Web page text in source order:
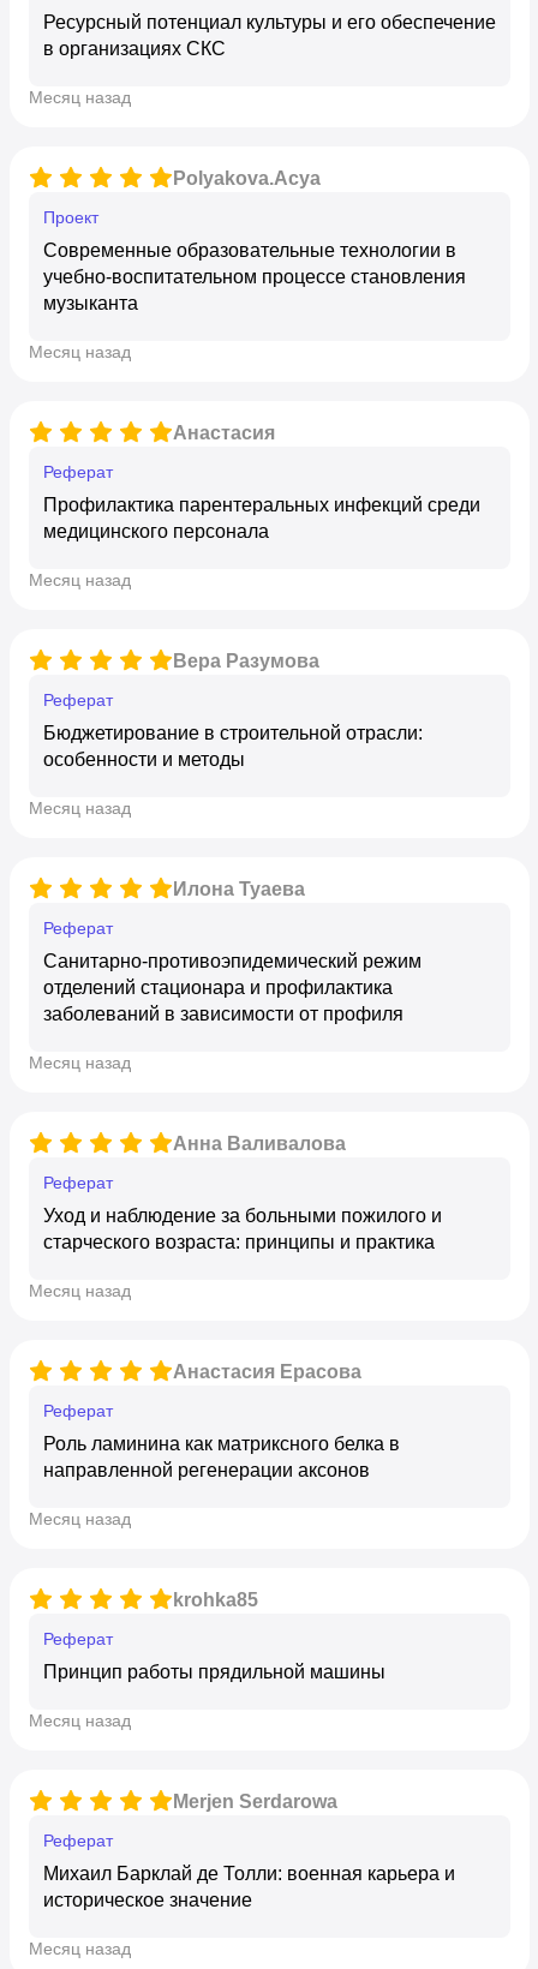
Ресурсный потенциал культуры и его обеспечение
в организациях СКС
месяц назад
Polyakova.Acya
Проект
Современные образовательные технологии в
учебно-воспитательном процессе становления
музыканта
месяц назад
Анастасия
реферат
Профилактика парентеральных инфекций среди
медицинского персонала
месяц назад
Вера Разумова
реферат
Бюджетирование в строительной отрасли:
особенности и методы
месяц назад
Илона Туаева
реферат
Санитарно-противоэпидемический режим
отделений стационара и профилактика
заболеваний в зависимости от профиля
месяц назад
Анна Валивалова
реферат
Уход и наблюдение за больными пожилого и
старческого возраста: принципы и практика
месяц назад
Анастасия Ерасова
реферат
Роль ламинина как матриксного белка в
направленной регенерации аксонов
месяц назад
krohka85
реферат
Принцип работы прядильной машины
месяц назад
Merjen Serdarowa
реферат
Михаил Барклай де Толли: военная карьера и
историческое значение
месяц назад